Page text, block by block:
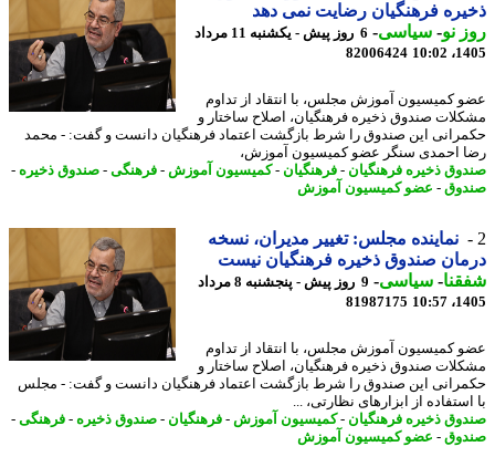
فرهنگیان رضایت نمی دهد
نو- سیاسی-
6 روز پیش - یکشنبه 11 مرداد
82006424
کمیسیون آموزش مجلس، با انتقاد از تداوم
صندوق ذخیره فرهنگیان، اصلاح ساختار و
این صندوق را شرط بازگشت اعتماد فرهنگیان دانست و گفت: - محمد
احمدی سنگر عضو کمیسیون آموزش،
ذخیره فرهنگیان-فرهنگیان-کمیسیون آموزش-فرهنگی-صندوق ذخیره-
-عضو کمیسیون آموزش
نماینده مجلس: تغییر مدیران، نسخه
صندوق ذخیره فرهنگیان نیست
-سیاسی-
9 روز پیش - پنجشنبه 8 مرداد
81987175
کمیسیون آموزش مجلس، با انتقاد از تداوم
صندوق ذخیره فرهنگیان، اصلاح ساختار و
این صندوق را شرط بازگشت اعتماد فرهنگیان دانست و گفت: - مجلس
از ابزارهای نظارتی، ...
ذخیره فرهنگیان-کمیسیون آموزش-فرهنگیان-صندوق ذخیره-فرهنگی-
-عضو کمیسیون آموزش